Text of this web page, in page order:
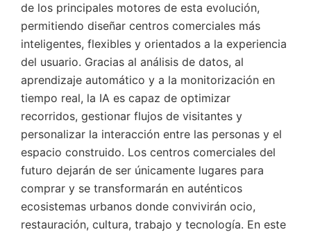
de los principales motores de esta evolución,
permitiendo diseñar centros comerciales más
inteligentes, flexibles y orientados a la experiencia
del usuario. Gracias al análisis de datos, al
aprendizaje automático y a la monitorización en
tiempo real, la IA es capaz de optimizar
recorridos, gestionar flujos de visitantes y
personalizar la interacción entre las personas y el
espacio construido. Los centros comerciales del
futuro dejarán de ser únicamente lugares para
comprar y se transformarán en auténticos
ecosistemas urbanos donde convivirán ocio,
restauración, cultura, trabajo y tecnología. En este